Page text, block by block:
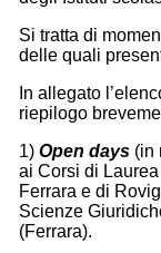
Si tratta di
delle quali
In allegato
riepilogo
1) Open days (in
ai Corsi di
Ferrara e di
Scienze
(Ferrara).